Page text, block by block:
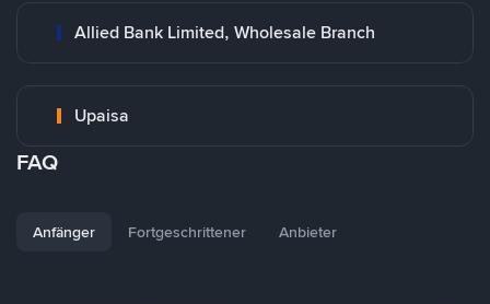
Allied Bank Limited, Wholesale Branch
Upaisa
FAQ
Anfänger Fortgeschrittener Anbieter